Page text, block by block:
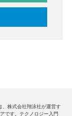
、株式会社翔泳社が運営す
です。テクノロジー入門